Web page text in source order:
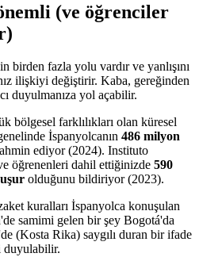
(ve öğrenciler
birden fazla yolu vardır ve yanlışını
ilişkiyi değiştirir. Kaba, gereğinden
duyulmanıza yol açabilir.
bölgesel farklılıkları olan küresel
İspanyolcanın 486 milyon
ediyor (2024). Instituto
öğrenenleri dahil ettiğinizde 590
olduğunu bildiriyor (2023).
kuralları İspanyolca konuşulan
samimi gelen bir şey Bogotá'da
(Kosta Rika) saygılı duran bir ifade
duyulabilir.